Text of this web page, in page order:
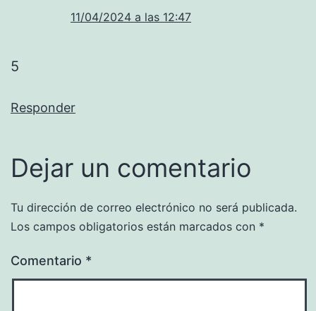
11/04/2024 a las 12:47
5
Responder
Dejar un comentario
Tu dirección de correo electrónico no será publicada.
Los campos obligatorios están marcados con *
Comentario *